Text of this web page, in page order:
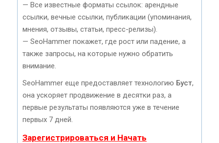
— Все известные форматы ссылок: арендные
ссылки, вечные ссылки, публикации (упоминания,
мнения, отзывы, статьи, пресс-релизы).
— SeoHammer покажет, где рост или падение, а
также запросы, на которые нужно обратить
внимание.
SeoHammer еще предоставляет технологию Буст,
она ускоряет продвижение в десятки раз, а
первые результаты появляются уже в течение
первых 7 дней.
Зарегистрироваться и Начать